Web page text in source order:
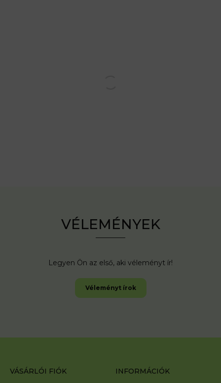
VÉLEMÉNYEK
Legyen Ön az első, aki véleményt ír!
Véleményt írok
VÁSÁRLÓI FIÓK INFORMÁCIÓK